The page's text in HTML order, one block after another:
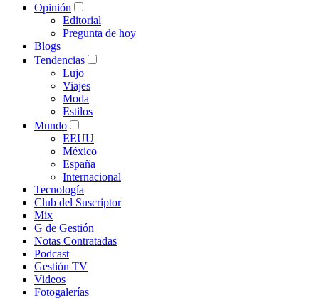
Opinión
Editorial
Pregunta de hoy
Blogs
Tendencias
Lujo
Viajes
Moda
Estilos
Mundo
EEUU
México
España
Internacional
Tecnología
Club del Suscriptor
Mix
G de Gestión
Notas Contratadas
Podcast
Gestión TV
Videos
Fotogalerías